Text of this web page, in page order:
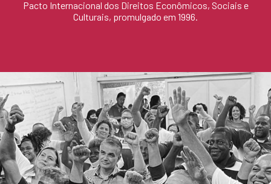
Pacto Internacional dos Direitos Econômicos, Sociais e
Culturais, promulgado em 1996.